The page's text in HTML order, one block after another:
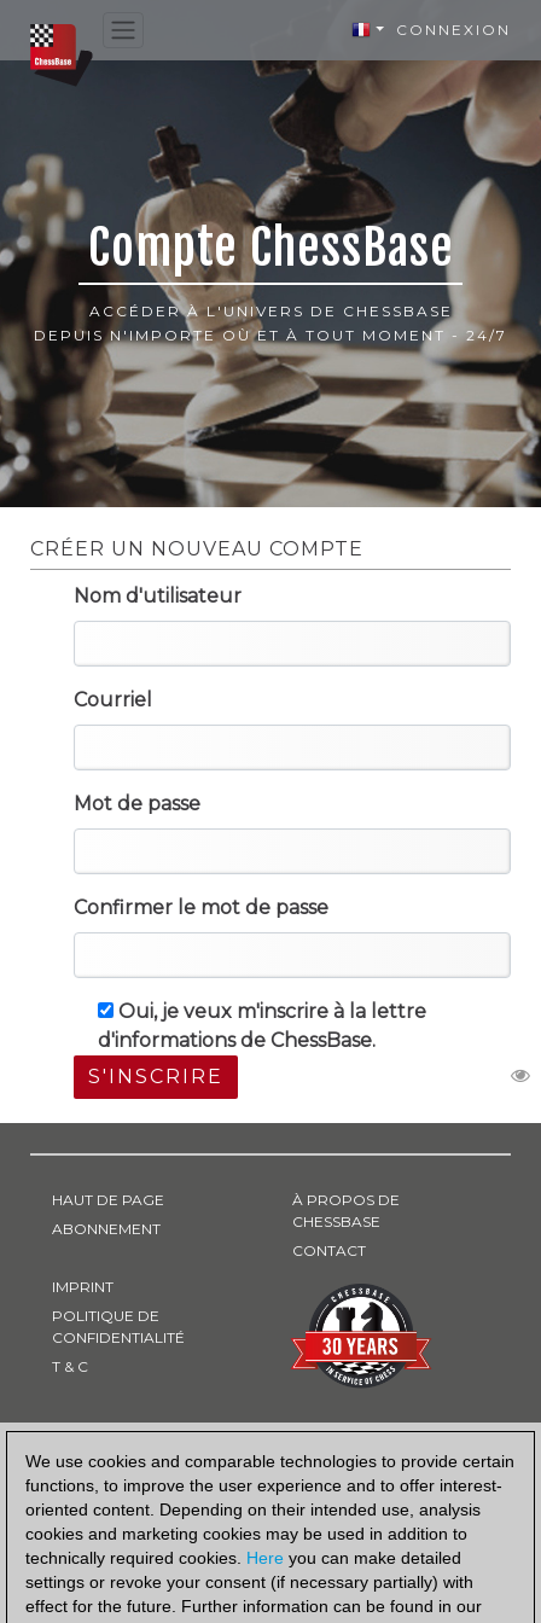
We use cookies and comparable technologies to provide certain
functions, to improve the user experience and to offer interest-
oriented content. Depending on their intended use, analysis
cookies and marketing cookies may be used in addition to
technically required cookies. Here you can make detailed
settings or revoke your consent (if necessary partially) with
effect for the future. Further information can be found in our
CONNEXION
Compte ChessBase
ACCÉDER À L'UNIVERS DE CHESSBASE
DEPUIS N'IMPORTE OÙ ET À TOUT MOMENT - 24/7
CRÉER UN NOUVEAU COMPTE
Nom d'utilisateur
Courriel
Mot de passe
Confirmer le mot de passe
Oui, je veux m'inscrire à la lettre
d'informations de ChessBase.
S'INSCRIRE
HAUT DE PAGE
ABONNEMENT
IMPRINT
POLITIQUE DE
CONFIDENTIALITÉ
T & C
À PROPOS DE
CHESSBASE
CONTACT
MOYEN DE PAIEMENT